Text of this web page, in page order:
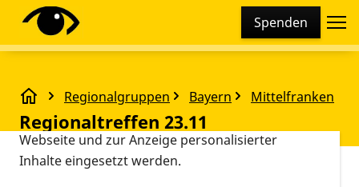
Spenden
Regionalgruppen Bayern Mittelfranken
Regionaltreffen 23.11
Regionaltreffen 23.11
Diese Webseite setzt verschiedene Cookies und
Tracking-Tools ein. Dies beinhaltet Cookies und
technisch notwendig sind, die zu statistischen
Zwecken sowie zur besseren Bedienbarkeit der
Webseite und zur Anzeige personalisierter
Inhalte eingesetzt werden.